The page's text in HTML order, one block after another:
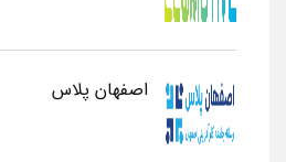
اصفهان پلاس